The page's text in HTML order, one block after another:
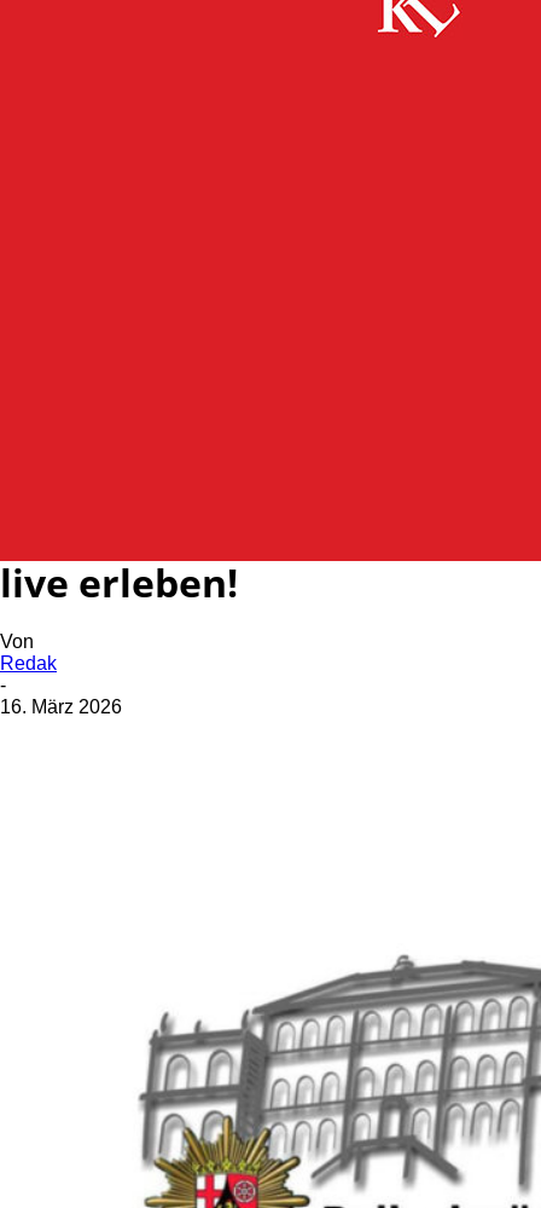
live erleben!
Von
Redak
-
16. März 2026